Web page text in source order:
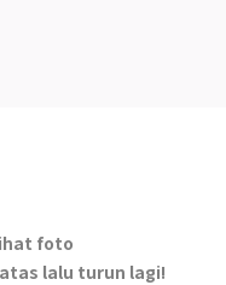
foto
lalu turun lagi!